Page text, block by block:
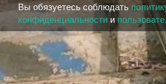
Вы обязуетесь соблюдать
конфиденциальности и